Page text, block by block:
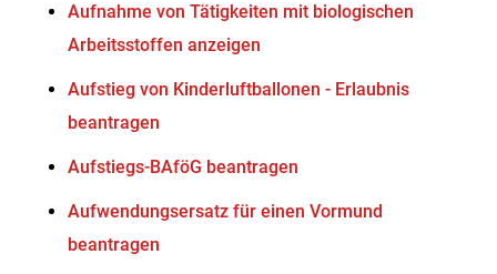
Aufnahme von Tätigkeiten mit biologischen
Arbeitsstoffen anzeigen
Aufstieg von Kinderluftballonen - Erlaubnis
beantragen
Aufstiegs-BAföG beantragen
Aufwendungsersatz für einen Vormund
beantragen